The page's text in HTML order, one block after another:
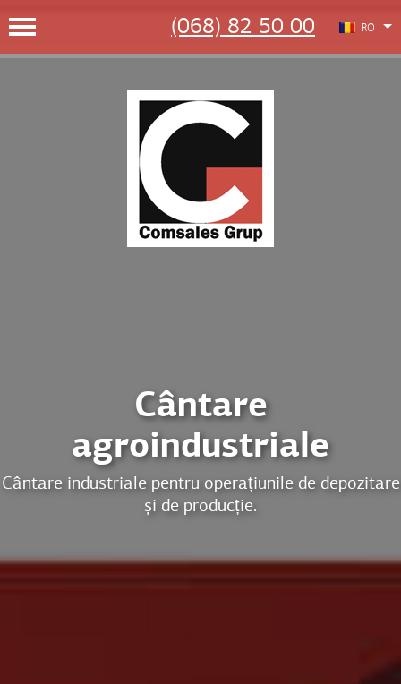
(068) 82 50 00 RO
Cântare
agroindustriale
Cântare industriale pentru operațiunile de depozitare
și de producție.